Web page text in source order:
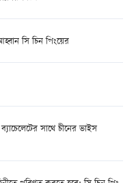
সি চিন পিংয়ের
সাথে চীনের ভাইস